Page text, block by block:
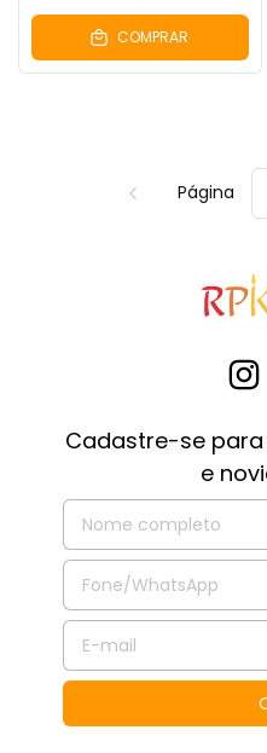
COMPRAR
Página
Cadastre-se
e